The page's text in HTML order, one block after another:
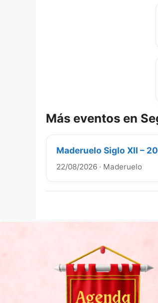
Más eventos en
Maderuelo Siglo XII –
22/08/2026 · Maderuelo